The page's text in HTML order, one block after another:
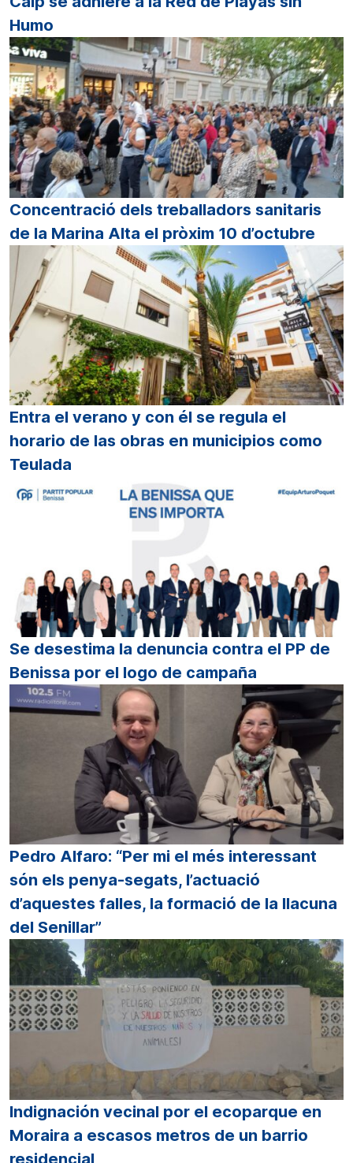
Humo
Concentració dels treballadors sanitaris
de la Marina Alta el pròxim 10 d’octubre
Entra el verano y con él se regula el
horario de las obras en municipios como
Teulada
Se desestima la denuncia contra el PP de
Benissa por el logo de campaña
Pedro Alfaro: “Per mi el més interessant
són els penya-segats, l’actuació
d’aquestes falles, la formació de la llacuna
del Senillar”
Indignación vecinal por el ecoparque en
Moraira a escasos metros de un barrio
residencial